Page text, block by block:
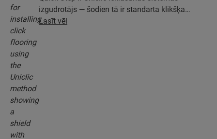
izgudrotājs — šodien tā ir standarta klikšķa
ieklāšanas sistēma. Izmantojiet revolucionāro un
Lasīt vēl